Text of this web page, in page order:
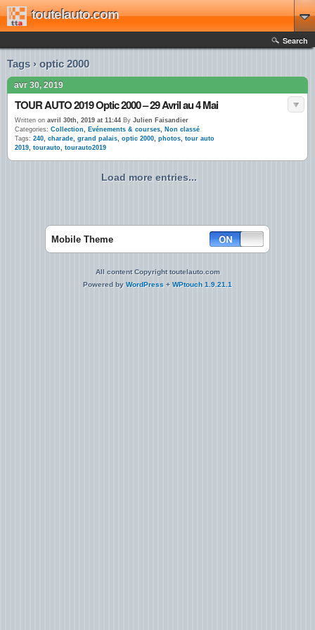
toutelauto.com
Search
Tags › optic 2000
avr 30, 2019
TOUR AUTO 2019 Optic 2000 – 29 Avril au 4 Mai
Written on avril 30th, 2019 at 11:44 By Julien Faisandier
Categories: Collection, Evénements & courses, Non classé
Tags: 240, charade, grand palais, optic 2000, photos, tour auto
2019, tourauto, tourauto2019
Load more entries...
Mobile Theme
All content Copyright toutelauto.com
Powered by WordPress + WPtouch 1.9.21.1